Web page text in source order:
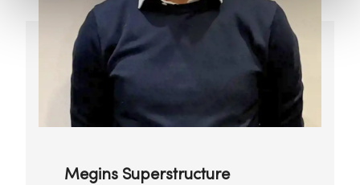
Megins Superstructure